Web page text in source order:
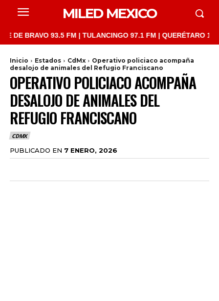
MILED MEXICO
93.5 FM | TULANCINGO 97.1 FM | QUERÉTARO 103.1
Inicio Estados CdMx
Operativo policiaco acompaña
desalojo de animales del Refugio Franciscano
OPERATIVO POLICIACO ACOMPAÑA
DESALOJO DE ANIMALES DEL
REFUGIO FRANCISCANO
CDMX
PUBLICADO EN 7 ENERO, 2026